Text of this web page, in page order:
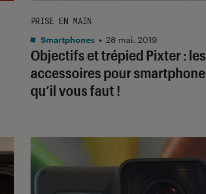
Objectifs et trépied Pixter : les
accessoires pour smartphone
qu’il vous faut !
PRISE EN MAIN
Smartphones • 28 mai. 2019